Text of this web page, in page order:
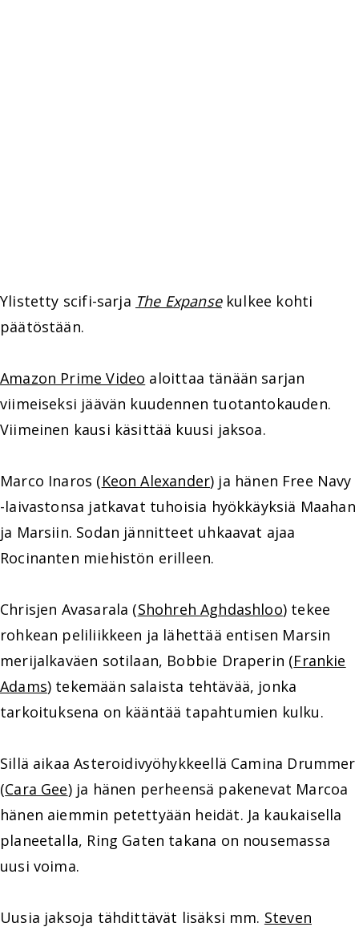
Ylistetty scifi-sarja The Expansekulkee kohti
päätöstään.
Amazon Prime Video aloittaa tänään sarjan
viimeiseksi jäävän kuudennen tuotantokauden.
Viimeinen kausi käsittää kuusi jaksoa.
Marco Inaros (Keon Alexander) ja hänen Free Navy
-laivastonsa jatkavat tuhoisia hyökkäyksiä Maahan
ja Marsiin. Sodan jännitteet uhkaavat ajaa
Rocinanten miehistön erilleen.
Chrisjen Avasarala (Shohreh Aghdashloo) tekee
rohkean peliliikkeen ja lähettää entisen Marsin
merijalkaväen sotilaan, Bobbie Draperin (Frankie
Adams) tekemään salaista tehtävää, jonka
tarkoituksena on kääntää tapahtumien kulku.
Sillä aikaa Asteroidivyöhykkeellä Camina Drummer
(Cara Gee) ja hänen perheensä pakenevat Marcoa
hänen aiemmin petettyään heidät. Ja kaukaisella
planeetalla, Ring Gaten takana on nousemassa
uusi voima.
Uusia jaksoja tähdittävät lisäksi mm. Steven